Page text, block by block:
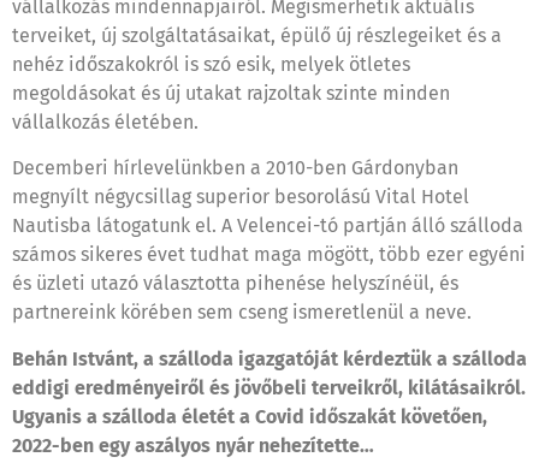
vállalkozás mindennapjairól. Megismerhetik aktuális
terveiket, új szolgáltatásaikat, épülő új részlegeiket és a
nehéz időszakokról is szó esik, melyek ötletes
megoldásokat és új utakat rajzoltak szinte minden
vállalkozás életében.
Decemberi hírlevelünkben a 2010-ben Gárdonyban
megnyílt négycsillag superior besorolású Vital Hotel
Nautisba látogatunk el. A Velencei-tó partján álló szálloda
számos sikeres évet tudhat maga mögött, több ezer egyéni
és üzleti utazó választotta pihenése helyszínéül, és
partnereink körében sem cseng ismeretlenül a neve.
Behán Istvánt, a szálloda igazgatóját kérdeztük a szálloda
eddigi eredményeiről és jövőbeli terveikről, kilátásaikról.
Ugyanis a szálloda életét a Covid időszakát követően,
2022-ben egy aszályos nyár nehezítette…